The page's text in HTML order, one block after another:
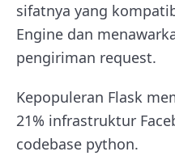
sifatnya yang
Engine dan
pengiriman request.
Kepopuleran Flask
21% infrastruktur
codebase python.